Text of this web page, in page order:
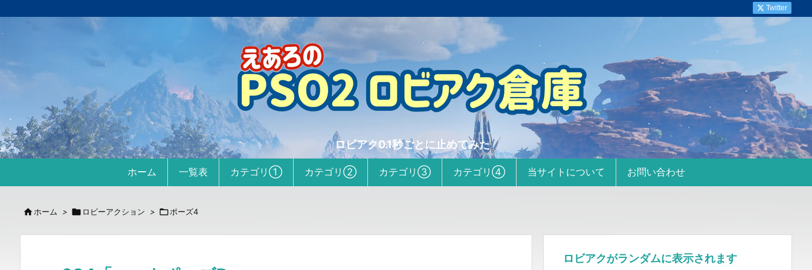
ロビアク0.1秒ごとに止めてみた
ホーム 一覧表 カテゴリ① カテゴリ② カテゴリ③ カテゴリ④ 当サイトについて お問い合わせ
Twitter
 ホーム >  ロビーアクション > ポーズ4
ロビアクがランダムに表示されます